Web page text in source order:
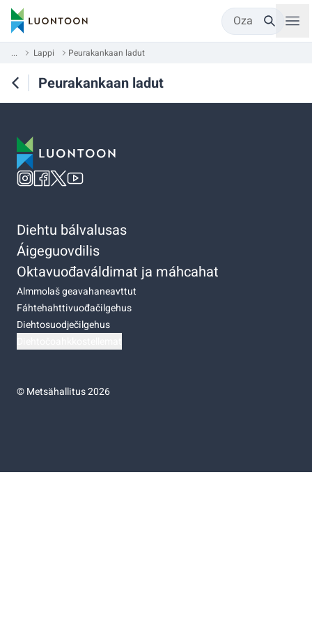
Oza
... Lappi Peurakankaan ladut
Peurakankaan ladut
Diehtu bálvalusas
Áigeguovdilis
Oktavuođaváldimat ja máhcahat
Almmolaš geavahaneavttut
Fáhtehahttivuođačilgehus
Diehtosuodječilgehus
©Metsähallitus 2026